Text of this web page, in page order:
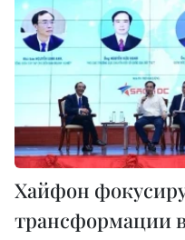
Хайфон
трансформации